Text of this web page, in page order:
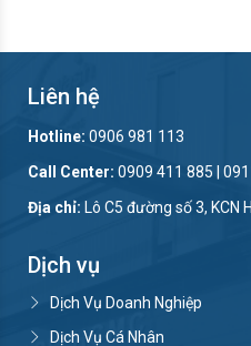
Liên hệ
Hotline: 0906 981 113
Call Center: 0909 411 885 |
Địa chỉ: Lô C5 đường số 3, KCN
Dịch vụ
Dịch Vụ Doanh Nghiệp
Dịch Vụ Cá Nhân